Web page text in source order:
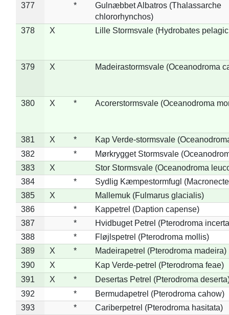
377
*
Gulnæbbet Albatros (Thalassarche
chlororhynchos)
378
X Lille Stormsvale (Hydrobates
379 X Madeirastormsvale (Oceanodroma
380 X * Acorerstormsvale (Oceanodroma
381 X *
Kap Verde-stormsvale
382
*
Mørkrygget Stormsvale
383
X
Stor Stormsvale (Oceanodroma
384
*
Sydlig Kæmpestormfugl
385
X
Mallemuk (Fulmarus glacialis)
386
*
Kappetrel (Daption capense)
387
*
Hvidbuget Petrel (Pterodroma
388
*
Fløjlspetrel (Pterodroma mollis)
389
X *
Madeirapetrel (Pterodroma madeira)
390
X
Kap Verde-petrel (Pterodroma feae)
391
X *
Desertas Petrel (Pterodroma
392
*
Bermudapetrel (Pterodroma cahow)
393
*
Cariberpetrel (Pterodroma hasitata)